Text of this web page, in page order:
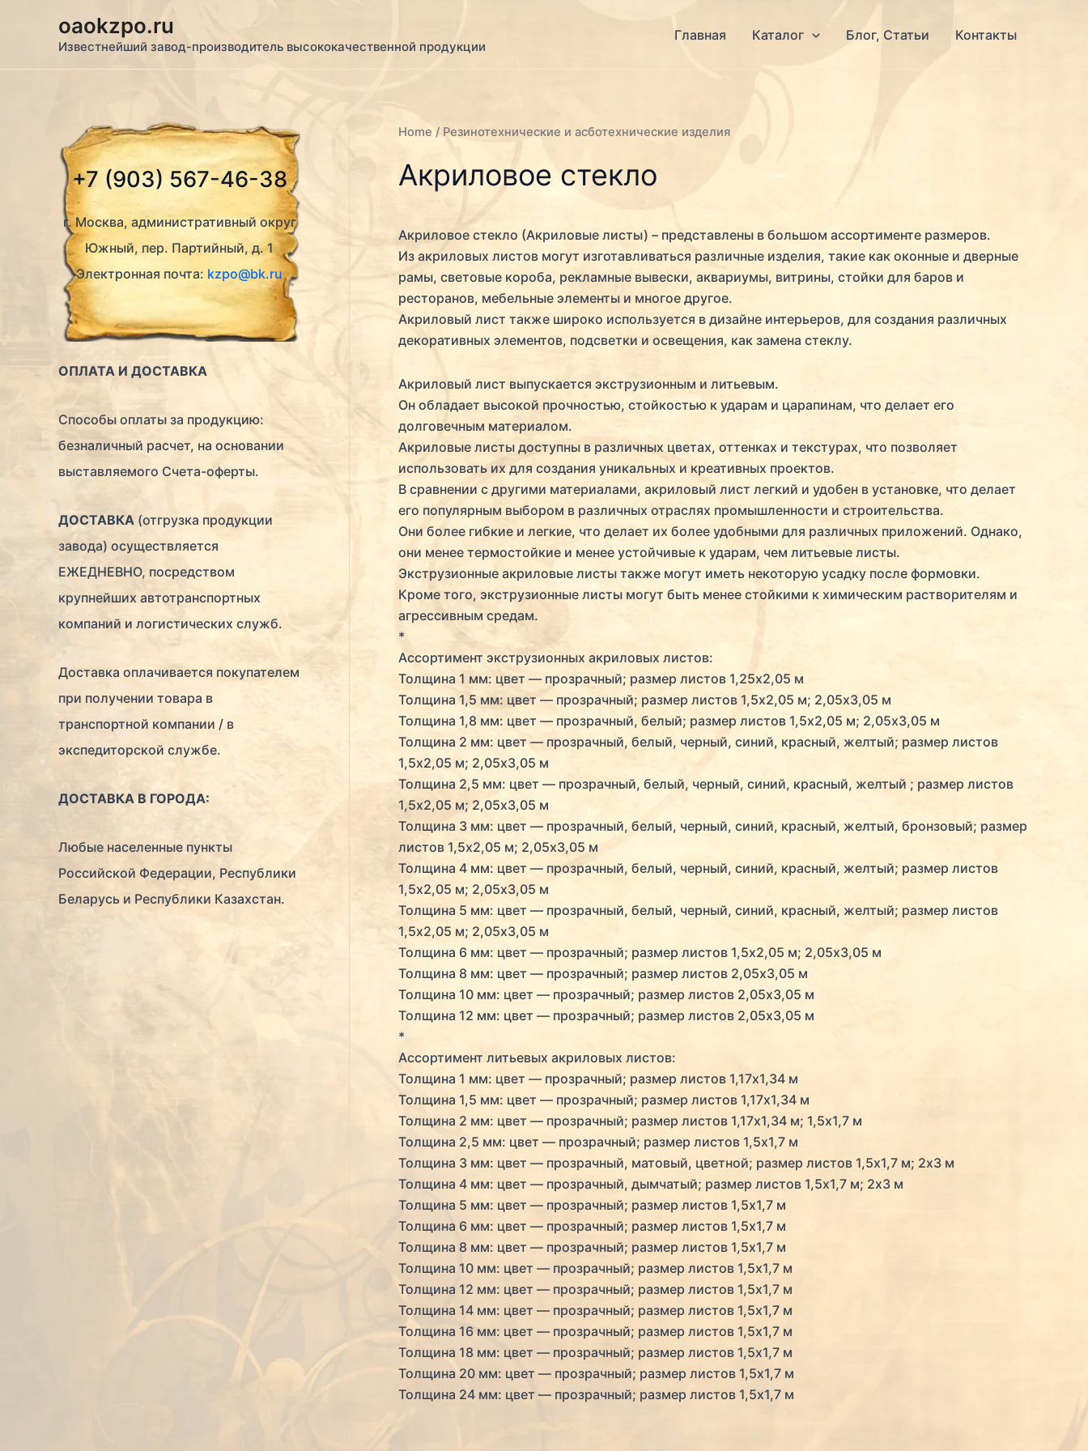
содержимому
oaokzpo.ru
Известнейший завод-производитель высококачественной продукции
Главная Каталог Блог, Статьи Контакты
+7 (903) 567-46-38
г. Москва, административный округ
Южный, пер. Партийный, д. 1
Электронная почта: kzpo@bk.ru
ОПЛАТА И ДОСТАВКА
Способы оплаты за продукцию:
безналичный расчет, на основании
выставляемого Счета-оферты.
ДОСТАВКА (отгрузка продукции
завода) осуществляется
ЕЖЕДНЕВНО, посредством
крупнейших автотранспортных
компаний и логистических служб.
Доставка оплачивается покупателем
при получении товара в
транспортной компании / в
экспедиторской службе.
ДОСТАВКА В ГОРОДА:
Любые населенные пункты
Российской Федерации, Республики
Беларусь и Республики Казахстан.
Home / Резинотехнические и асботехнические изделия
Акриловое стекло
Акриловое стекло (Акриловые листы) – представлены в большом ассортименте размеров.
Из акриловых листов могут изготавливаться различные изделия, такие как оконные и дверные
рамы, световые короба, рекламные вывески, аквариумы, витрины, стойки для баров и
ресторанов, мебельные элементы и многое другое.
Акриловый лист также широко используется в дизайне интерьеров, для создания различных
декоративных элементов, подсветки и освещения, как замена стеклу.
Акриловый лист выпускается экструзионным и литьевым.
Он обладает высокой прочностью, стойкостью к ударам и царапинам, что делает его
долговечным материалом.
Акриловые листы доступны в различных цветах, оттенках и текстурах, что позволяет
использовать их для создания уникальных и креативных проектов.
В сравнении с другими материалами, акриловый лист легкий и удобен в установке, что делает
его популярным выбором в различных отраслях промышленности и строительства.
Они более гибкие и легкие, что делает их более удобными для различных приложений. Однако,
они менее термостойкие и менее устойчивые к ударам, чем литьевые листы.
Экструзионные акриловые листы также могут иметь некоторую усадку после формовки.
Кроме того, экструзионные листы могут быть менее стойкими к химическим растворителям и
агрессивным средам.
*
Ассортимент экструзионных акриловых листов:
Толщина 1 мм: цвет — прозрачный; размер листов 1,25х2,05 м
Толщина 1,5 мм: цвет — прозрачный; размер листов 1,5х2,05 м; 2,05х3,05 м
Толщина 1,8 мм: цвет — прозрачный, белый; размер листов 1,5х2,05 м; 2,05х3,05 м
Толщина 2 мм: цвет — прозрачный, белый, черный, синий, красный, желтый; размер листов
1,5х2,05 м; 2,05х3,05 м
Толщина 2,5 мм: цвет — прозрачный, белый, черный, синий, красный, желтый ; размер листов
1,5х2,05 м; 2,05х3,05 м
Толщина 3 мм: цвет — прозрачный, белый, черный, синий, красный, желтый, бронзовый; размер
листов 1,5х2,05 м; 2,05х3,05 м
Толщина 4 мм: цвет — прозрачный, белый, черный, синий, красный, желтый; размер листов
1,5х2,05 м; 2,05х3,05 м
Толщина 5 мм: цвет — прозрачный, белый, черный, синий, красный, желтый; размер листов
1,5х2,05 м; 2,05х3,05 м
Толщина 6 мм: цвет — прозрачный; размер листов 1,5х2,05 м; 2,05х3,05 м
Толщина 8 мм: цвет — прозрачный; размер листов 2,05х3,05 м
Толщина 10 мм: цвет — прозрачный; размер листов 2,05х3,05 м
Толщина 12 мм: цвет — прозрачный; размер листов 2,05х3,05 м
*
Ассортимент литьевых акриловых листов:
Толщина 1 мм: цвет — прозрачный; размер листов 1,17х1,34 м
Толщина 1,5 мм: цвет — прозрачный; размер листов 1,17х1,34 м
Толщина 2 мм: цвет — прозрачный; размер листов 1,17х1,34 м; 1,5х1,7 м
Толщина 2,5 мм: цвет — прозрачный; размер листов 1,5х1,7 м
Толщина 3 мм: цвет — прозрачный, матовый, цветной; размер листов 1,5х1,7 м; 2х3 м
Толщина 4 мм: цвет — прозрачный, дымчатый; размер листов 1,5х1,7 м; 2х3 м
Толщина 5 мм: цвет — прозрачный; размер листов 1,5х1,7 м
Толщина 6 мм: цвет — прозрачный; размер листов 1,5х1,7 м
Толщина 8 мм: цвет — прозрачный; размер листов 1,5х1,7 м
Толщина 10 мм: цвет — прозрачный; размер листов 1,5х1,7 м
Толщина 12 мм: цвет — прозрачный; размер листов 1,5х1,7 м
Толщина 14 мм: цвет — прозрачный; размер листов 1,5х1,7 м
Толщина 16 мм: цвет — прозрачный; размер листов 1,5х1,7 м
Толщина 18 мм: цвет — прозрачный; размер листов 1,5х1,7 м
Толщина 20 мм: цвет — прозрачный; размер листов 1,5х1,7 м
Толщина 24 мм: цвет — прозрачный; размер листов 1,5х1,7 м